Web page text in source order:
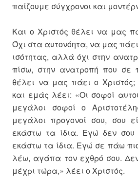
παίζουμε σύγχρονοι και
Και ο Χριστός θέλει να μας
Όχι στα αυτονόητα, να μας
ισότητας, αλλά όχι στην
πίσω, στην ανατροπή που σε
θέλει να μας πάει ο Χριστός;
και εμάς λέει: «Οι σοφοί
μεγάλοι σοφοί ο
μεγάλοι προγονοί σου, σου
εκάστω τα ίδια. Εγώ δεν
εκάστω τα ίδια. Εγώ σε πάω
λέω, αγάπα τον εχθρό σου.
μέχρι τώρα,» λέει ο Χριστός.